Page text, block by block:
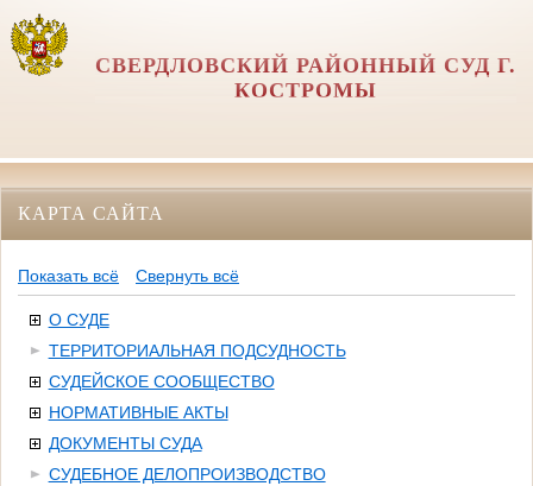
СВЕРДЛОВСКИЙ РАЙОННЫЙ СУД Г.
КОСТРОМЫ
КАРТА САЙТА
Показать всё Свернуть всё
О СУДЕ
ТЕРРИТОРИАЛЬНАЯ ПОДСУДНОСТЬ
СУДЕЙСКОЕ СООБЩЕСТВО
НОРМАТИВНЫЕ АКТЫ
ДОКУМЕНТЫ СУДА
СУДЕБНОЕ ДЕЛОПРОИЗВОДСТВО